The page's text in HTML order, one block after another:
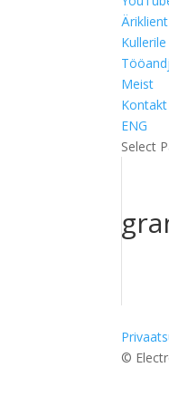
Äriklient
Kullerile
Meist
Kontakt
ENG
Select
©